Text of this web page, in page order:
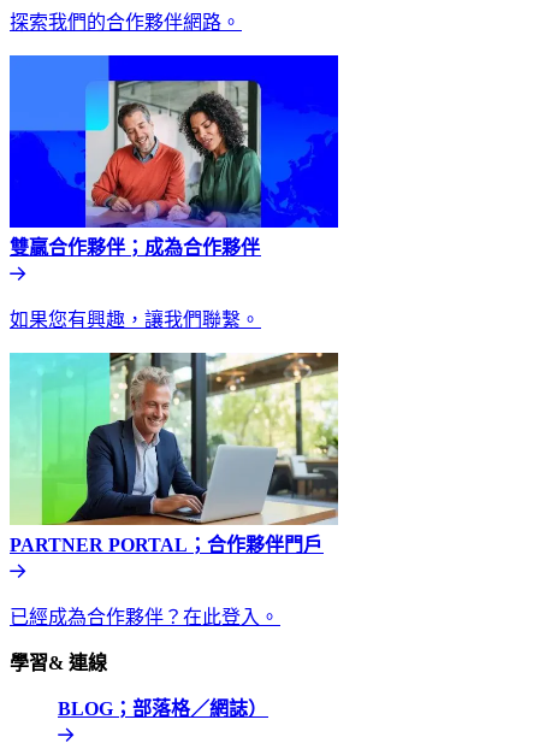
探索我們的合作夥伴網路。​​
雙贏合作夥伴；成為合作夥伴​​
如果您有興趣，讓我們聯繫。​​
PARTNER PORTAL；合作夥伴門戶​​
已經成為合作夥伴？在此登入。​​
學習& 連線​​
BLOG；部落格／網誌）​​